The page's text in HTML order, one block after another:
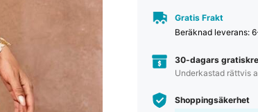
Gratis Frakt
Beräknad leverans:
30-dagars
Underkastad rättvis
Shoppingsäkerhet